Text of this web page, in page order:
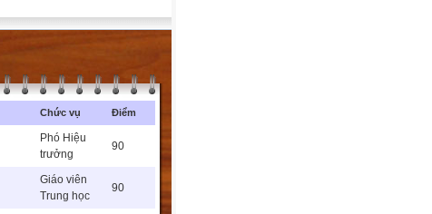
Chức vụ Điểm
Phó Hiệu
trưởng
90
Giáo viên
Trung học
90